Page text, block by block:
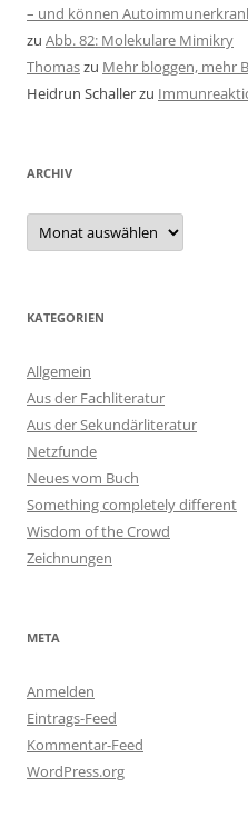
– und können
zu Abb. 82: Molekulare Mimikry
Thomaszu Mehr bloggen, mehr
Heidrun Schallerzu
ARCHIV
Archiv
KATEGORIEN
Allgemein
Aus der Fachliteratur
Aus der Sekundärliteratur
Netzfunde
Neues vom Buch
Something completely different
Wisdom of the Crowd
Zeichnungen
META
Anmelden
Eintrags-Feed
Kommentar-Feed
WordPress.org